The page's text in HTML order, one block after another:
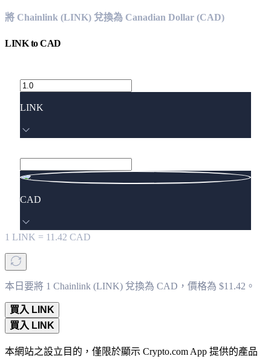
將 Chainlink (LINK) 兌換為 Canadian Dollar (CAD)
LINKtoCAD
LINK
CAD
1 LINK = 11.42 CAD
本日要將 1 Chainlink (LINK) 兌換為 CAD，價格為 $11.42。
買入 LINK
買入 LINK
本網站之設立目的，僅限於顯示 Crypto.com App 提供的產品